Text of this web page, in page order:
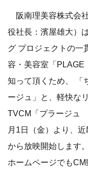
阪南理美容株式会
役社長：濱屋雄大）
グ プロジェクトの一
容・美容室「PLAGE
知って頂くため、 「
ージュ」と、軽快な
TVCM「プラージュ
月1日（金）より、
から放映開始します
ホームページでもCM